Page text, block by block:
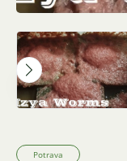
Potrava